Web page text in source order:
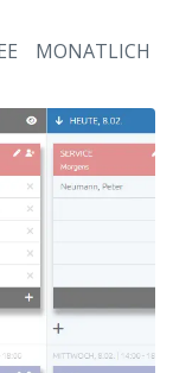
MONATLICH